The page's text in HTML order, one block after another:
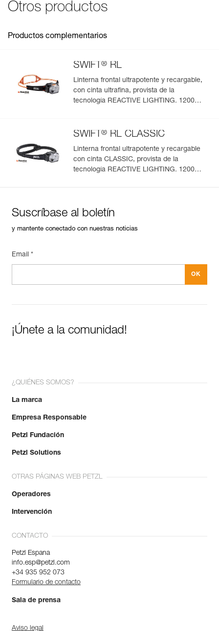
Características por referencia
Garantía : 2 años o 300 ciclos de carga
FAQ
Ver todo el contenido técnico
Otros productos
Productos complementarios
SWIFT ® RL
Linterna frontal ultrapotente y recargable,
con cinta ultrafina, provista de la
tecnología REACTIVE LIGHTING. 1200
SWIFT ® RL CLASSIC
Linterna frontal ultrapotente y recargable
con cinta CLASSIC, provista de la
tecnología REACTIVE LIGHTING. 1200
Suscríbase al boletín
y mantente conectado con nuestras noticias
Email *
¡Únete a la comunidad!
¿QUIÉNES SOMOS?
La marca
Empresa Responsable
Petzl Fundación
Petzl Solutions
OTRAS PÁGINAS WEB PETZL
Operadores
Intervención
CONTACTO
Petzl Espana
info.esp@petzl.com
+34 935 952 073
Formulario de contacto
Sala de prensa
Aviso legal